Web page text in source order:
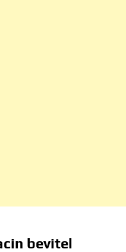
bevitel